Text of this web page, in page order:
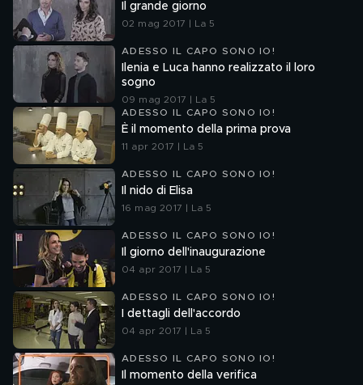
Il grande giorno
02 mag 2017 | La 5
ADESSO IL CAPO SONO IO!
Ilenia e Luca hanno realizzato il loro
sogno
09 mag 2017 | La 5
ADESSO IL CAPO SONO IO!
È il momento della prima prova
11 apr 2017 | La 5
ADESSO IL CAPO SONO IO!
Il nido di Elisa
16 mag 2017 | La 5
ADESSO IL CAPO SONO IO!
Il giorno dell'inaugurazione
04 apr 2017 | La 5
ADESSO IL CAPO SONO IO!
I dettagli dell'accordo
04 apr 2017 | La 5
ADESSO IL CAPO SONO IO!
Il momento della verifica